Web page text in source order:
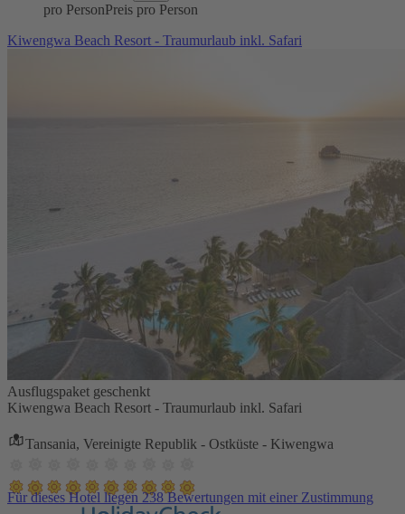
pro PersonPreis pro Person
Kiwengwa Beach Resort - Traumurlaub inkl. Safari
Ausflugspaket geschenkt
Kiwengwa Beach Resort - Traumurlaub inkl. Safari
Tansania, Vereinigte Republik - Ostküste - Kiwengwa
Für dieses Hotel liegen 238 Bewertungen mit einer Zustimmung